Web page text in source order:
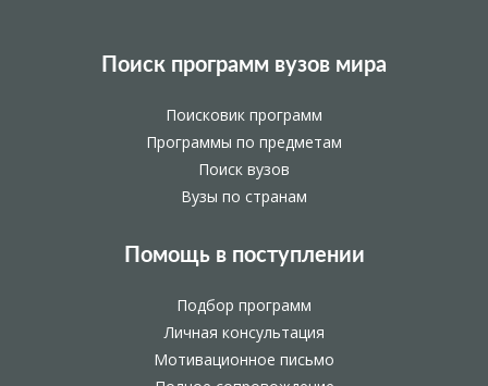
Поиск программ вузов мира
Поисковик программ
Программы по предметам
Поиск вузов
Вузы по странам
Помощь в поступлении
Подбор программ
Личная консультация
Мотивационное письмо